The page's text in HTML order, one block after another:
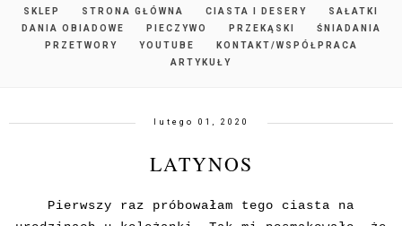
SKLEP STRONA GŁÓWNA CIASTA I DESERY
SAŁATKI
DANIA OBIADOWE
PIECZYWO PRZEKĄSKI
ŚNIADANIA
PRZETWORY
YOUTUBE
KONTAKT/WSPÓŁPRACA
ARTYKUŁY
lutego 01, 2020
LATYNOS
Pierwszy raz próbowałam tego ciasta na